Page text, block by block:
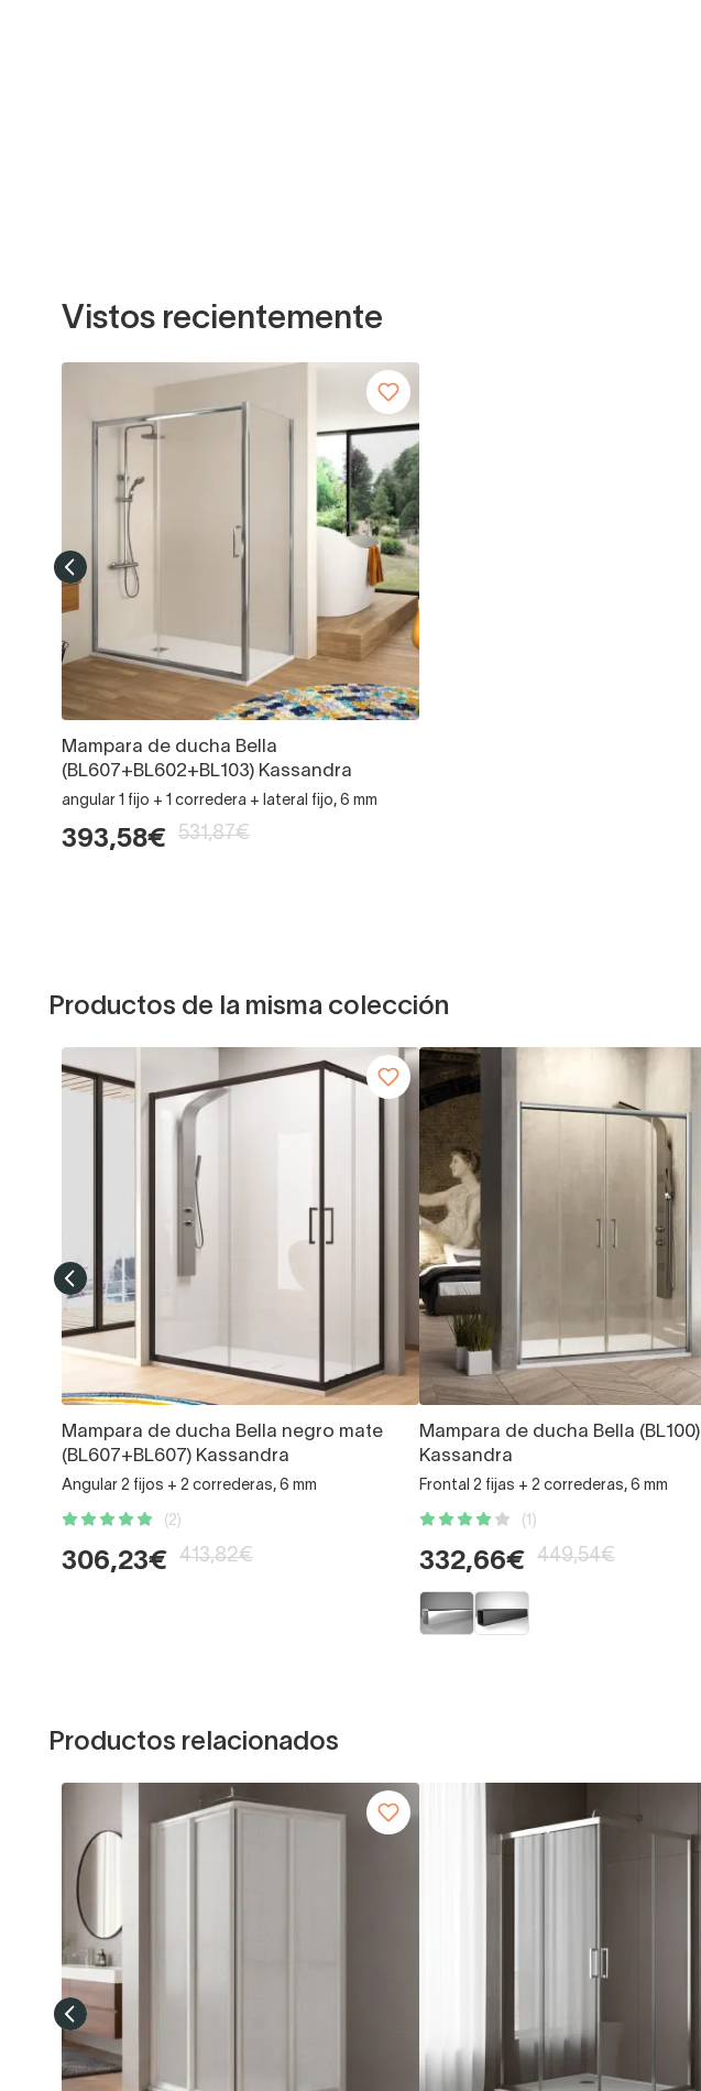
Vistos recientemente
Mampara de ducha Bella
(BL607+BL602+BL103) Kassandra
angular 1 fijo + 1 corredera + lateral fijo, 6 mm
393,58€ 531,87€
Productos de la misma colección
Mampara de ducha Bella negro mate
(BL607+BL607) Kassandra
Angular 2 fijos + 2 correderas, 6 mm
(2)
306,23€ 413,82€
Mampara de ducha Bella (BL100)
Kassandra
Frontal 2 fijas + 2 correderas, 6 mm
(1)
332,66€ 449,54€
Productos relacionados